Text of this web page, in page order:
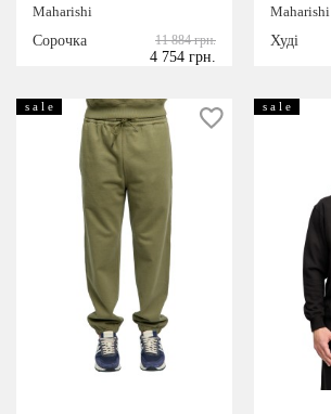
Maharishi
Сорочка
11 884 грн.
4 754 грн.
Maharishi
Худі
s a l e s a l e